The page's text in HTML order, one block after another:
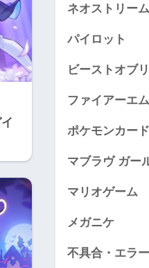
ネオストリー
パイロット
ビーストオブ
ファイアーエ
ポケモンカード
マブラヴ ガー
マリオゲーム
メガニケ
不具合・エラ